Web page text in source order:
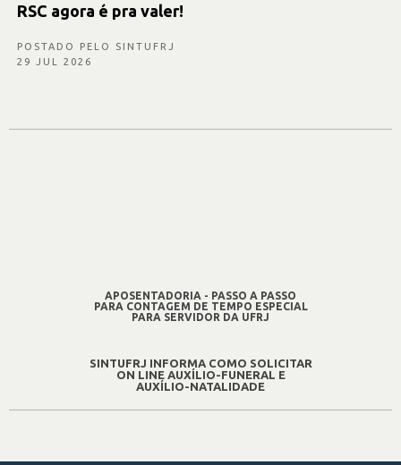
RSC agora é pra valer!
POSTADO PELO SINTUFRJ
29 JUL 2026
APOSENTADORIA - PASSO A PASSO
PARA CONTAGEM DE TEMPO ESPECIAL
PARA SERVIDOR DA UFRJ
SINTUFRJ INFORMA COMO SOLICITAR
ON LINE AUXÍLIO-FUNERAL E
AUXÍLIO-NATALIDADE